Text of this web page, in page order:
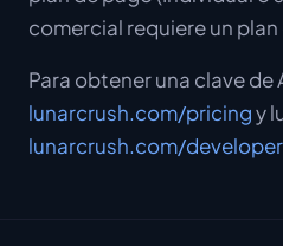
comercial requiere un
Para obtener una clave de
lunarcrush.com/pricingy
lunarcrush.com/